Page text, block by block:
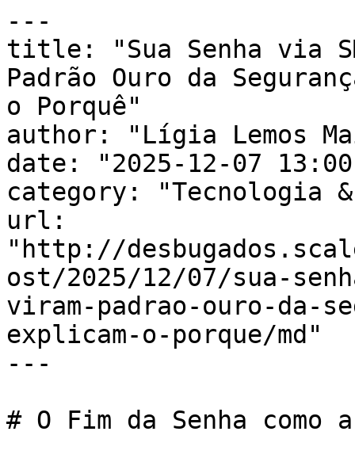
---
title: "Sua Senha via
Padrão Ouro da
o Porquê"
author: "Lígia Lemos
date: "2025-12-07
category: "Tecnologia
url:
"http://
ost/2025/12/07/sua-
viram-padrao-ouro-da-
explicam-o-porque/md"
---
# O Fim da Senha como a